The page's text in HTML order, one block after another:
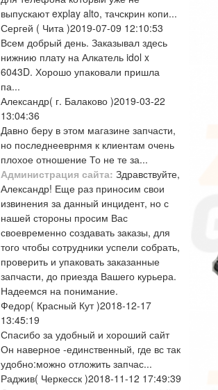
выпускают explay alto, тачскрин копи...
Сергей ( Чита )2019-07-09 12:10:53
Всем добрый день. Заказывал здесь
нижнию плату на Алкатель idol x
6043D. Хорошо упаковали пришла
па...
Александр( г. Балаково )2019-03-22
13:04:36
Давно беру в этом магазине запчасти,
но последнееврнмя к клиентам очень
плохое отношение То не те за...
Администрация сайта: Здравствуйте,
Александр! Еще раз приносим свои
извинения за данный инцидент, но с
нашей стороны просим Вас
своевременно создавать заказы, для
того чтобы сотрудники успели собрать,
проверить и упаковать заказанные
запчасти, до приезда Вашего курьера.
Надеемся на понимание.
Федор( Красный Кут )2018-12-17
13:45:19
Спасибо за удобный и хороший сайт
Он наверное -единственный, где вс так
удобно:можно отложить запчас...
Раджив( Черкесск )2018-11-12 17:49:39